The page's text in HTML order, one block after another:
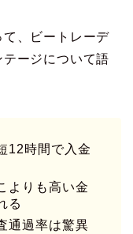
、ビートレーデ
ージについて語
12時間で入金
よりも高い金
る
通過率は驚異